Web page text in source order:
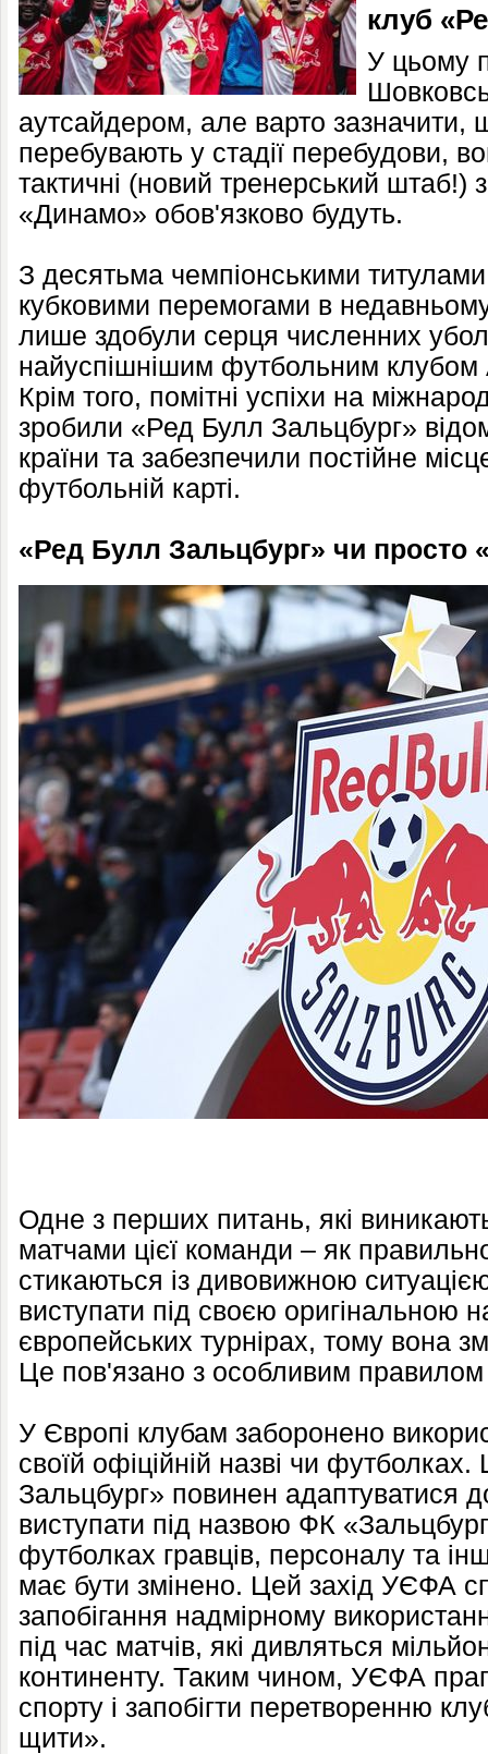
клуб
У цьому
аутсайдером, але варто зазначити,
перебувають у стадії перебудови,
тактичні (новий тренерський штаб!)
«Динамо» обов'язково будуть.
З десятьма чемпіонськими
кубковими перемогами в
лише здобули серця численних
найуспішнішим футбольним клубом
Крім того, помітні успіхи на
зробили «Ред Булл Зальцбург»
країни та забезпечили постійне
футбольній карті.
«Ред Булл Зальцбург» чи просто
Одне з перших питань, які
матчами цієї команди – як
стикаються із дивовижною
виступати під своєю оригінальною
європейських турнірах, тому вона
Це пов'язано з особливим
У Європі клубам заборонено
своїй офіційній назві чи
Зальцбург» повинен адаптуватися
виступати під назвою ФК
футболках гравців, персоналу та
має бути змінено. Цей захід УЄФА
запобігання надмірному
під час матчів, які дивляться
континенту. Таким чином, УЄФА
спорту і запобігти перетворенню
щити».